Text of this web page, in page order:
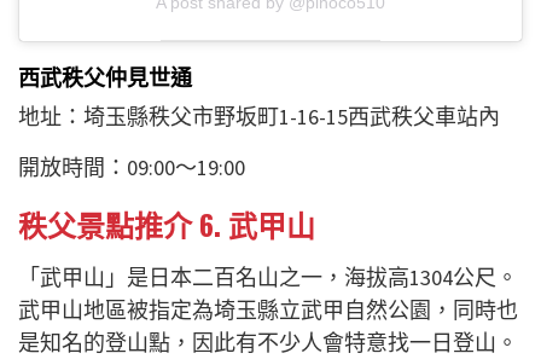
西武秩父仲見世通
地址：埼玉縣秩父市野坂町1-16-15西武秩父車站內
開放時間：09:00～19:00
秩父景點推介 6. 武甲山
「武甲山」是日本二百名山之一，海拔高1304公尺。
武甲山地區被指定為埼玉縣立武甲自然公園，同時也
是知名的登山點，因此有不少人會特意找一日登山。